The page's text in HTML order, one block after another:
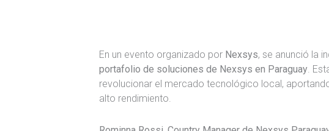
En un evento organizado por Nexsys, se anunció la
portafolio de soluciones de Nexsys en Paraguay.
revolucionar el mercado tecnológico local,
alto rendimiento.